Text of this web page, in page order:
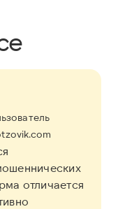
отличается